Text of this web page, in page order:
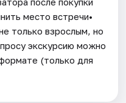
место встречи•
только взрослым, но
экскурсию можно
(только для